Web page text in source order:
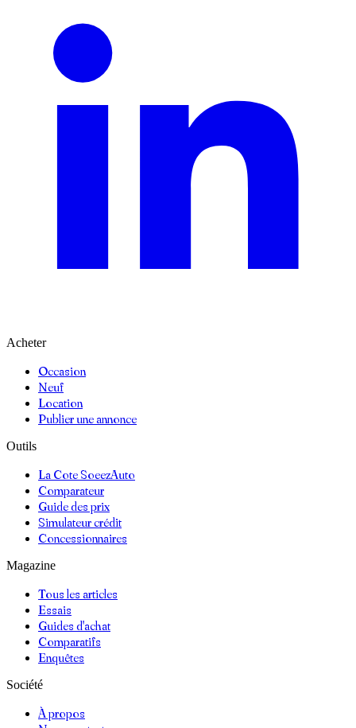
Acheter
Occasion
Neuf
Location
Publier une annonce
Outils
La Cote SoeezAuto
Comparateur
Guide des prix
Simulateur crédit
Concessionnaires
Magazine
Tous les articles
Essais
Guides d'achat
Comparatifs
Enquêtes
Société
À propos